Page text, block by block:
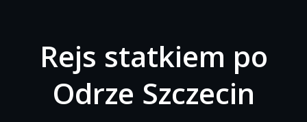
Rejs statkiem po
Odrze Szczecin